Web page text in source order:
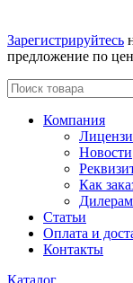
Зарегистрируйтесь
предложение по
Компания
Новости
Как
Дилерам
Статьи
Оплата и
Контакты
Каталог